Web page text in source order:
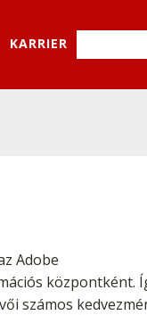
KARRIER
Adobe
központként.
számos